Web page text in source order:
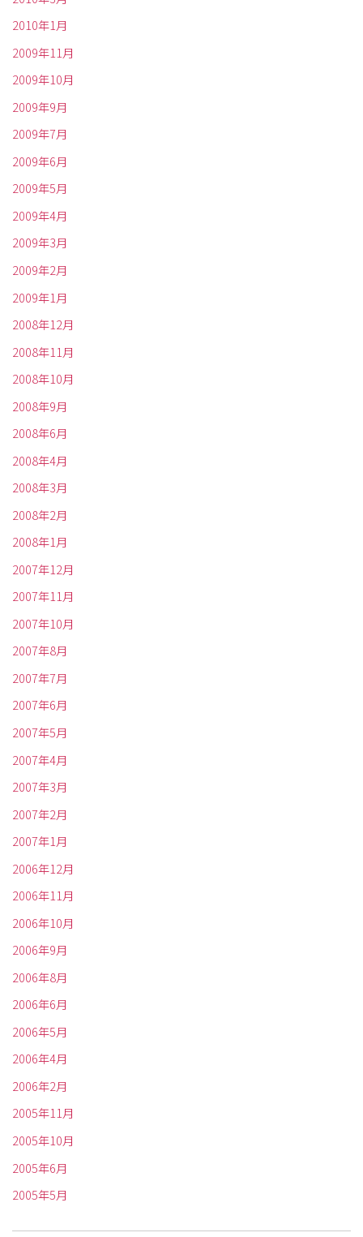
2010年1月
2009年11月
2009年10月
2009年9月
2009年7月
2009年6月
2009年5月
2009年4月
2009年3月
2009年2月
2009年1月
2008年12月
2008年11月
2008年10月
2008年9月
2008年6月
2008年4月
2008年3月
2008年2月
2008年1月
2007年12月
2007年11月
2007年10月
2007年8月
2007年7月
2007年6月
2007年5月
2007年4月
2007年3月
2007年2月
2007年1月
2006年12月
2006年11月
2006年10月
2006年9月
2006年8月
2006年6月
2006年5月
2006年4月
2006年2月
2005年11月
2005年10月
2005年6月
2005年5月